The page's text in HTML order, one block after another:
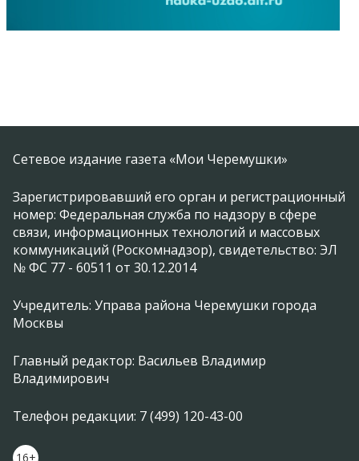
Сетевое издание газета «Мои Черемушки»
Зарегистрировавший его орган и регистрационный
номер: Федеральная служба по надзору в сфере
связи, информационных технологий и массовых
коммуникаций (Роскомнадзор), свидетельство: ЭЛ
№ ФС 77 - 60511 от 30.12.2014
Учредитель: Управа района Черемушки города
Москвы
Главный редактор: Васильев Владимир
Владимирович
Телефон редакции: 7 (499) 120-43-00
16+